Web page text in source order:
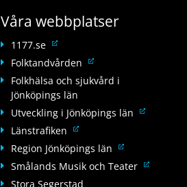
Våra webbplatser
1177.se L
ä
k
t
i
l
l
n
Folktandvården L
ä
t
l
l
Folkhälsa och sjukvård i
Jönköpings län
Utveckling i Jönköpings län L
t
Länstrafiken L
ä
n
k
Region Jönköpings län L
ä
Smålands Musik och Teater L
Stora Segerstad